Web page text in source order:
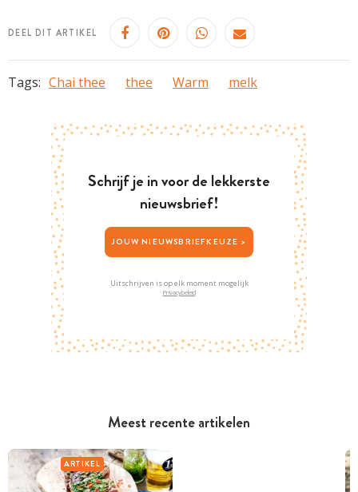
Meest recente artikelen
ARTIKEL
DEEL DIT ARTIKEL
Tags: Chai thee thee Warm melk
Schrijf je in voor de lekkerste
nieuwsbrief!
JOUW NIEUWSBRIEFKEUZE >
Uitschrijven is op elk moment mogelijk
Privacybeleid